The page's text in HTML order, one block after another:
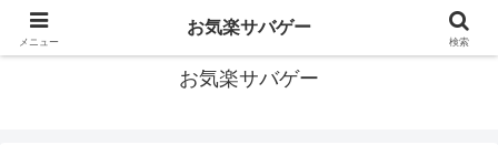
おっさんだってサバゲーがしたい！サバゲーあれこれ情報
お気楽サバゲー
メニュー
お気楽サバゲー
検索